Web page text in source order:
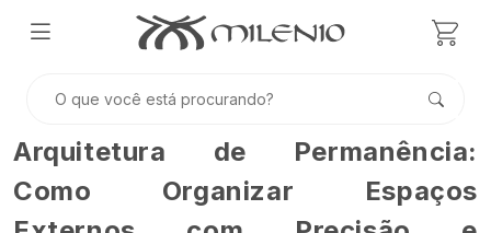
Arquitetura de Permanência:
Como Organizar Espaços